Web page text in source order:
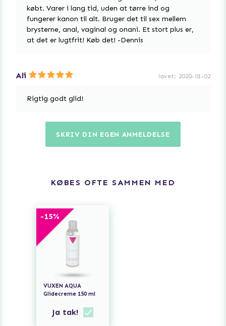
købt. Varer i lang tid, uden at tørre ind og
fungerer kanon til alt. Bruger det til sex mellem
brysterne, anal, vaginal og onani. Et stort plus er,
at det er lugtfrit! Køb det! -Dennis
Ali lavet: 2020-01-02
Rigtig godt glid!
SKRIV DIN EGEN ANMELDELSE
KØBES OFTE SAMMEN MED
-15%
VUXEN AQUA
Glidecreme 150 ml
Ja tak!